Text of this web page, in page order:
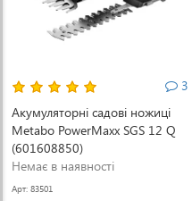
3
Акумуляторні садові ножиці
Metabo PowerMaxx SGS 12 Q
(601608850)
Немає в наявності
Арт: 83501